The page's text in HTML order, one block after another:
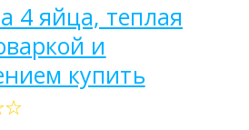
4 яйца, теплая
и
купить